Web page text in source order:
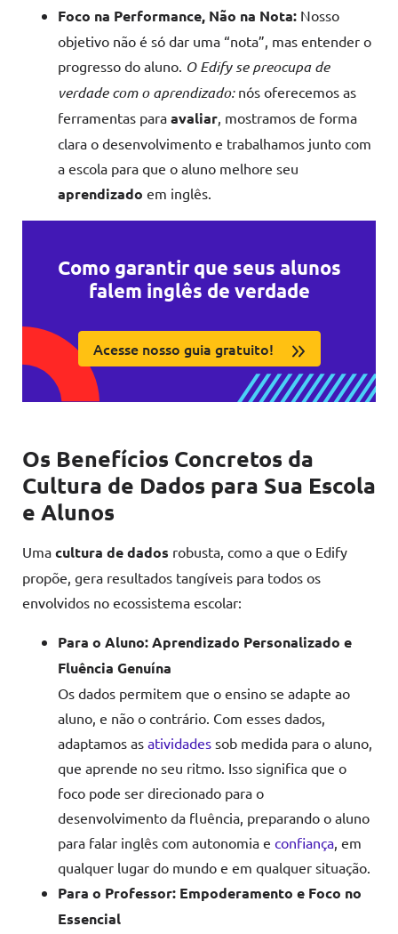
Foco na Performance, Não na Nota: Nosso
objetivo não é só dar uma “nota”, mas entender o
progresso do aluno. O Edify se preocupa de
verdade com o aprendizado:nós oferecemos as
ferramentas para avaliar , mostramos de forma
clara o desenvolvimento e trabalhamos junto com
a escola para que o aluno melhore seu
aprendizado em inglês.
Como garantir que seus alunos
falem inglês de verdade
Acesse nosso guia gratuito!
Os Benefícios Concretos da
Cultura de Dados para Sua Escola
e Alunos
Uma cultura de dados robusta, como a que o Edify
propõe, gera resultados tangíveis para todos os
envolvidos no ecossistema escolar:
Para o Aluno: Aprendizado Personalizado e
Fluência Genuína
Os dados permitem que o ensino se adapte ao
aluno, e não o contrário. Com esses dados,
adaptamos as atividades sob medida para o aluno,
que aprende no seu ritmo. Isso significa que o
foco pode ser direcionado para o
desenvolvimento da fluência, preparando o aluno
para falar inglês com autonomia e confiança, em
qualquer lugar do mundo e em qualquer situação.
Para o Professor: Empoderamento e Foco no
Essencial